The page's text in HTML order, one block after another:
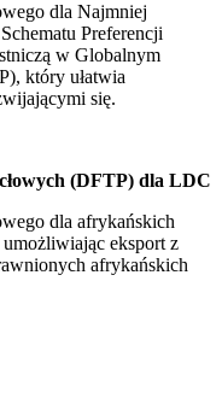
dla Najmniej
Preferencji
w Globalnym
który ułatwia
się.
(DFTP) dla LDC
dla afrykańskich
eksport z
afrykańskich